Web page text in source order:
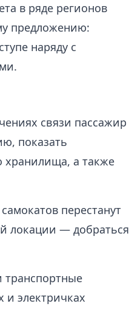
в ряде регионов
предложению:
наряду с
связи пассажир
показать
хранилища, а также
перестанут
локации — добраться
транспортные
и электричках